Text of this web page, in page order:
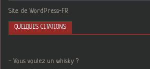
Site de WordPress-FR
QUELQUES CITATIONS
- Vous voulez un whisky ?